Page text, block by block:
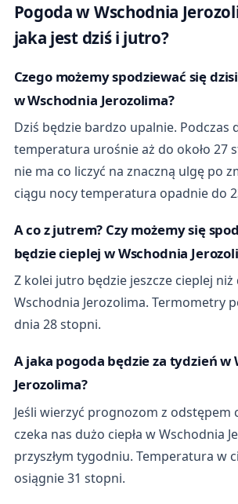
Pogoda w Wschodnia
jaka jest dziś i jutro?
Czego możemy spodziewać się
w Wschodnia Jerozolima?
Dziś będzie bardzo upalnie. Podczas
temperatura urośnie aż do około 27
nie ma co liczyć na znaczną ulgę po
ciągu nocy temperatura opadnie do
A co z jutrem? Czy możemy się
będzie cieplej w Wschodnia
Z kolei jutro będzie jeszcze cieplej niż
Wschodnia Jerozolima. Termometry
dnia 28 stopni.
A jaka pogoda będzie za tydzień w
Jerozolima?
Jeśli wierzyć prognozom z odstępem
czeka nas dużo ciepła w Wschodnia
przyszłym tygodniu. Temperatura w
osiągnie 31 stopni.